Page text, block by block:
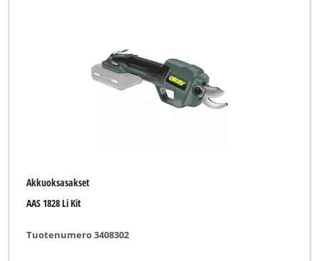
Akkuoksasakset
AAS 1828 Li Kit
Tuotenumero 3408302